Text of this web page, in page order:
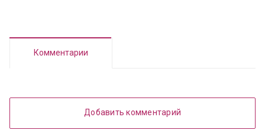
Комментарии
Добавить комментарий